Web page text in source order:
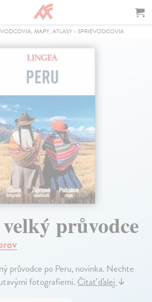
MAPY, ATLASY - SPRIEVODCOVIA
průvodce
průvodce po Peru, novinka. Nechte
fotografiemi. Čítať ďalej ↓